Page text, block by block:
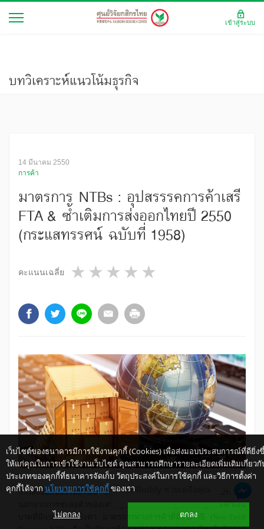
บทวิเคราะห์แนวโน้มธุรกิจ
14 มีนาคม 2550
การค้า
มาตรการ NTBs : อุปสรรรคการค้าเสรี
FTA & ซ้ำเติมการส่งออกไทยปี 2550
(กระแสทรรศน์ ฉบับที่ 1958)
คะแนนเฉลี่ย 4 stars
3 stars
2 stars
1 star
การส่งออกของไทยในปี 2550 ต้องเผชิญกับปัจจัยลบหลายประการ
นอกจากการชะลอตัวของเศรษฐกิจของประเทศคู่ค้าสำคัญ และค่าเงิน
บาทที่มีแนวโน้มแข็งค่า มาตรการทางการค้าที่มิใช่ภาษี
เว็บไซต์ของธนาคารมีการใช้งานคุกกี้ (Cookies) เพื่อส่งมอบประสบการณ์ที่ดียิ่ง
ให้แก่คุณในการเข้าใช้งานเว็บไซต์ คุณสามารถศึกษารายละเอียดเพิ่มเติมเกี่ยวกั
ประเภทของคุกกี้ที่ธนาคารจัดเก็บ วัตถุประสงค์ในการใช้คุกกี้ และวิธีการตั้งค่า
คุกกี้ได้จาก นโยบายการใช้คุกกี้ ของเรา
ไม่ตกลง ตกลง
เข้าสู่ระบบ
ให้ K-Buddy ช่วยเหลือคุณ